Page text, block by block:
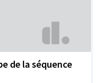
de la séquence